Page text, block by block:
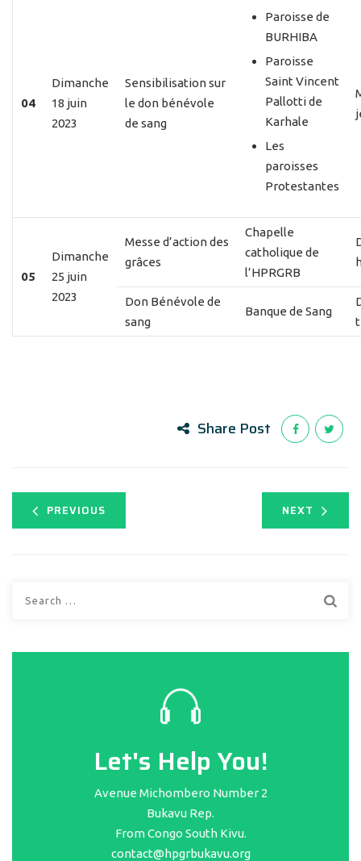
04
Dimanche
18 juin
2023
Sensibilisation sur
le don bénévole
de sang
Paroisse de
BURHIBA
Paroisse
Saint Vincent
Pallotti de
Karhale
Les
paroisses
Protestantes
05
Dimanche
25 juin
2023
Messe d’action des
grâces
Chapelle
catholique de
l’HPRGRB
Don Bénévole de
sang
Banque de Sang
Share Post
PREVIOUS NEXT
Let's Help You!
Avenue Michombero Number 2
Bukavu Rep.
From Congo South Kivu.
contact@hpgrbukavu.org